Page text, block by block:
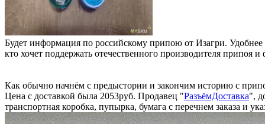
Будет информация по российскому припою от Изагри. Удобнее
кто хочет поддержать отечественного производителя
Как обычно начнём с предыстории и закончим историю с
Цена с доставкой была 2053руб. Продавец "РазъёмДоставка",
транспортная коробка, пупырка, бумага с перечнем заказа и